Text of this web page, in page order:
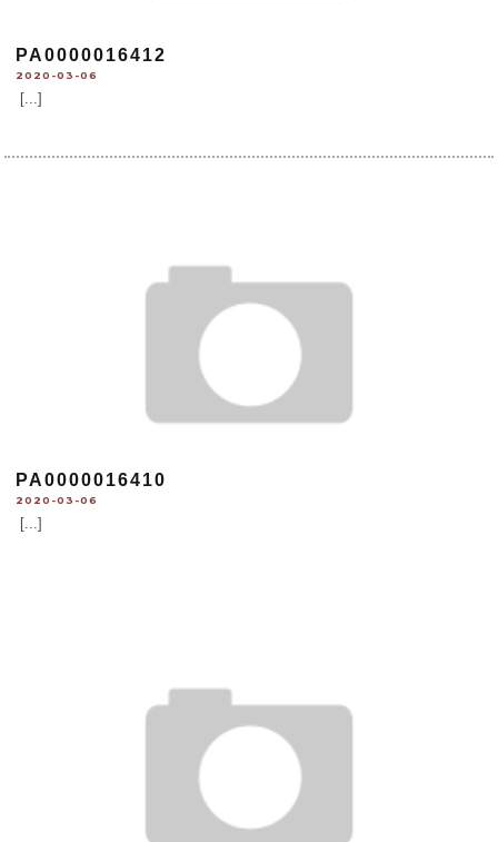
PA0000016412
2020-03-06
[...]
PA0000016410
2020-03-06
[...]